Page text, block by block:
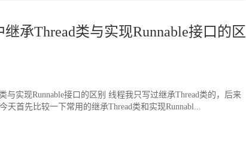
承Thread类与实现Runnable接口的区
与实现Runnable接口的区别 线程我只写过继承Thread类的，后来
天首先比较一下常用的继承Thread类和实现Runnabl...